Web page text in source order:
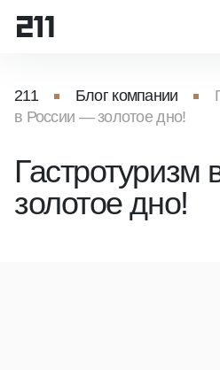
211 Блог компании
в России — золотое дно!
золотое дно!